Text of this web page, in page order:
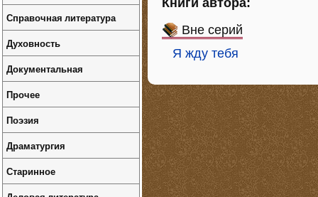
Книги автора:
Вне серий
Я жду тебя
Справочная литература
Духовность
Документальная
Прочее
Поэзия
Драматургия
Старинное